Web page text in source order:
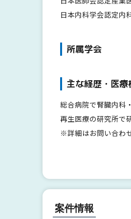
日本内科学会認定内
所属学会
主な経歴・医
総合病院で腎臓内科
再生医療の研究所で
※詳細はお問い合わ
案件情報